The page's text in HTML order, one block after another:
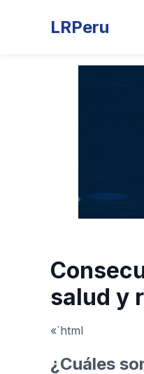
LRPeru
salud y
«`html
¿Cuáles